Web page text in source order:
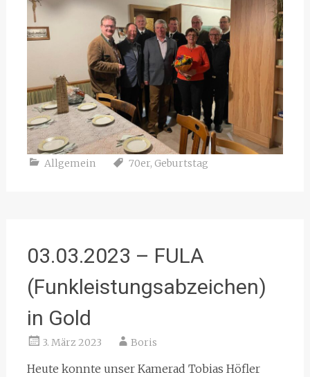
Allgemein 70er, Geburtstag
03.03.2023 – FULA
(Funkleistungsabzeichen)
in Gold
3. März 2023 Boris
Heute konnte unser Kamerad Tobias Höfler